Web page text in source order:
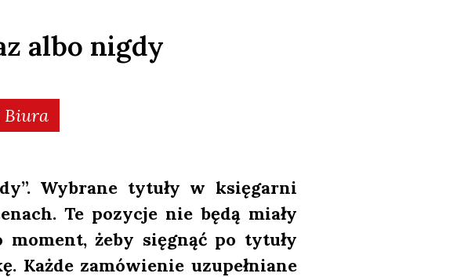
albo nigdy
Biura
Wybra­ne tytu­ły w księ­gar­ni
Te pozy­cje nie będą mia­ły
żeby się­gnąć po tytu­ły
Każ­de zamó­wie­nie uzu­peł­nia­ne